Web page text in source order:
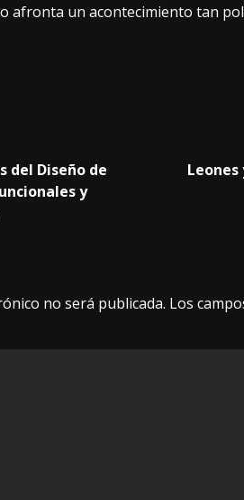
afronta un acontecimiento tan
del Diseño de
y
no será publicada. Los